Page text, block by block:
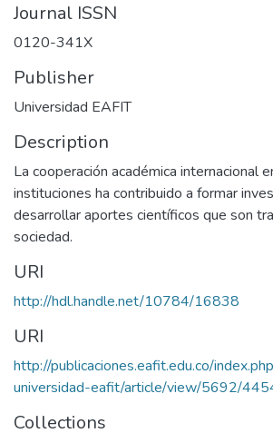
Journal ISSN
0120-341X
Publisher
Universidad EAFIT
Description
La cooperación académica internacional
instituciones ha contribuido a formar
desarrollar aportes científicos que son
sociedad.
URI
http://hdl.handle.net/10784/16838
URI
http://publicaciones.eafit.edu.co/
universidad-eafit/article/view/5692/
Collections